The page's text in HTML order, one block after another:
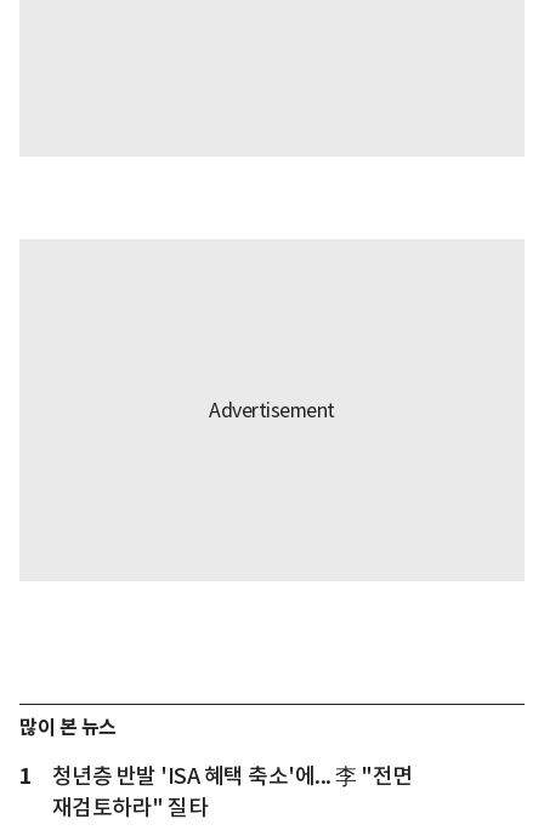
많이 본 뉴스
1
청년층 반발 'ISA 혜택 축소'에... 李 "전면
재검토하라" 질타